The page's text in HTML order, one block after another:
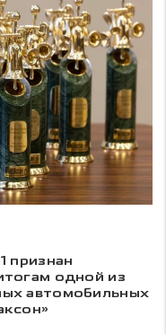
признан
одной из
автомобильных